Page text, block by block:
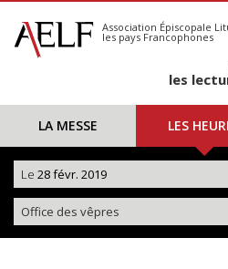
S'abonner
Calendrier
Association Épiscopale
les pays Francophones
les
LA MESSE LES
Le 28 févr. 2019
Office des vêpres